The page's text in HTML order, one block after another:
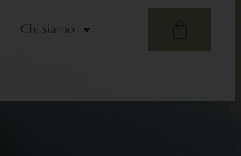
Chi siamo